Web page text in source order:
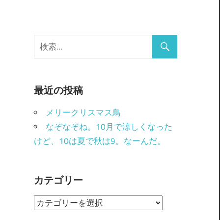
最近の投稿
メリークリスマス鳥
なぞなぞね。10月で涼しくなった
けど、10は夏で秋は9。なーんだ。
カテゴリー
カ